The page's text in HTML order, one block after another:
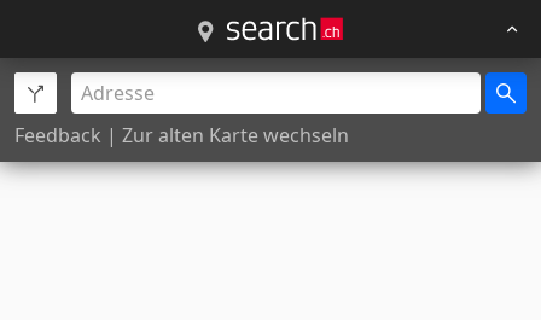
Feedback | Zur alten Karte wechseln